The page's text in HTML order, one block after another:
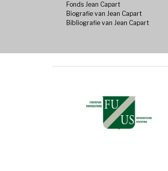
Fonds Jean Capart
Biografie van Jean Capart
Bibliografie van Jean Capart